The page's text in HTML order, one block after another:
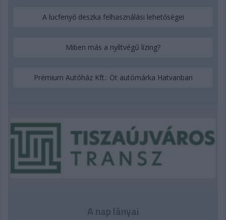
A lucfenyő deszka felhasználási lehetőségei
Miben más a nyíltvégű lízing?
Prémium Autóház Kft.: Öt autómárka Hatvanban
A nap lányai